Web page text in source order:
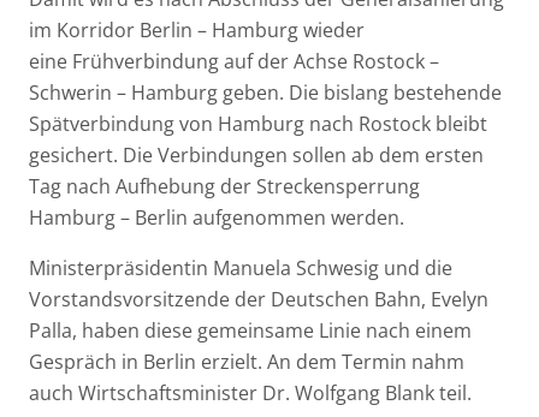
im Korridor Berlin – Hamburg wieder
eine Frühverbindung auf der Achse Rostock –
Schwerin – Hamburggeben. Die bislang bestehende
Spätverbindung von Hamburg nach Rostock bleibt
gesichert. Die Verbindungen sollen ab dem ersten
Tag nach Aufhebung der Streckensperrung
Hamburg – Berlin aufgenommen werden.
Ministerpräsidentin Manuela Schwesig und die
Vorstandsvorsitzende der Deutschen Bahn, Evelyn
Palla, haben diese gemeinsame Linie nach einem
Gespräch in Berlin erzielt. An dem Termin nahm
auch Wirtschaftsminister Dr. Wolfgang Blank teil.